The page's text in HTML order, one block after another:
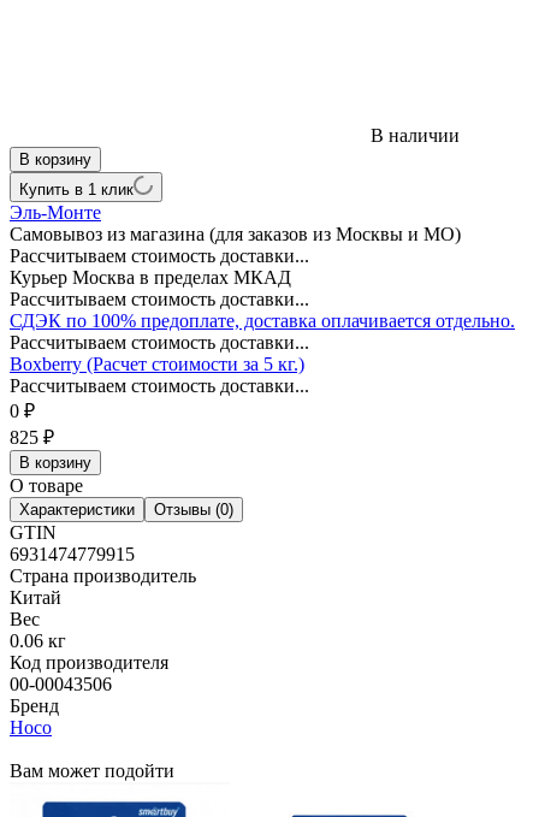
В наличии
В корзину
Купить в 1 клик
Эль-Монте
Самовывоз из магазина (для заказов из Москвы и МО)
Рассчитываем стоимость доставки...
Курьер Москва в пределах МКАД
Рассчитываем стоимость доставки...
СДЭК по 100% предоплате, доставка оплачивается отдельно.
Рассчитываем стоимость доставки...
Boxberry (Расчет стоимости за 5 кг.)
Рассчитываем стоимость доставки...
0 ₽
825 ₽
В корзину
О товаре
Характеристики Отзывы (0)
GTIN
6931474779915
Страна производитель
Китай
Вес
0.06 кг
Код производителя
00-00043506
Бренд
Hoco
Вам может подойти